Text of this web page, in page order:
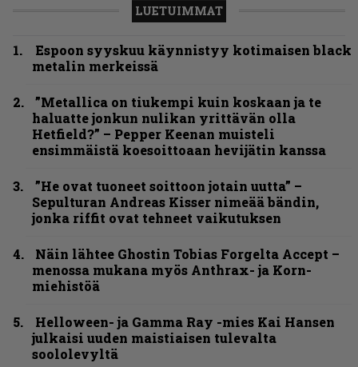
LUETUIMMAT
Espoon syyskuu käynnistyy kotimaisen black
metalin merkeissä
”Metallica on tiukempi kuin koskaan ja te
haluatte jonkun nulikan yrittävän olla
Hetfield?” – Pepper Keenan muisteli
ensimmäistä koesoittoaan hevijätin kanssa
”He ovat tuoneet soittoon jotain uutta” –
Sepulturan Andreas Kisser nimeää bändin,
jonka riffit ovat tehneet vaikutuksen
Näin lähtee Ghostin Tobias Forgelta Accept –
menossa mukana myös Anthrax- ja Korn-
miehistöä
Helloween- ja Gamma Ray -mies Kai Hansen
julkaisi uuden maistiaisen tulevalta
soololevyltä